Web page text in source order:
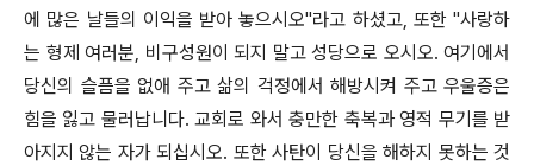
에 많은 날들의 이익을 받아 놓으시오"라고 하셨고, 또한 "사랑하
는 형제 여러분, 비구성원이 되지 말고 성당으로 오시오. 여기에서
당신의 슬픔을 없애 주고 삶의 걱정에서 해방시켜 주고 우울증은
힘을 잃고 물러납니다. 교회로 와서 충만한 축복과 영적 무기를 받
아지지 않는 자가 되십시오. 또한 사탄이 당신을 해하지 못하는 것